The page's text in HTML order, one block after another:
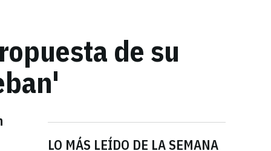
de su
LO MÁS LEÍDO DE LA SEMANA